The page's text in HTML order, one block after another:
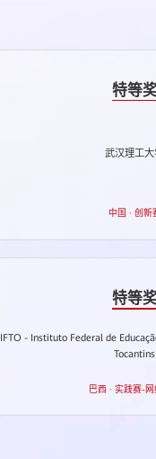
特等
武汉理工大
中国 · 创新
特等
IFTO - Instituto Federal de
Tocantins
巴西 · 实践赛-